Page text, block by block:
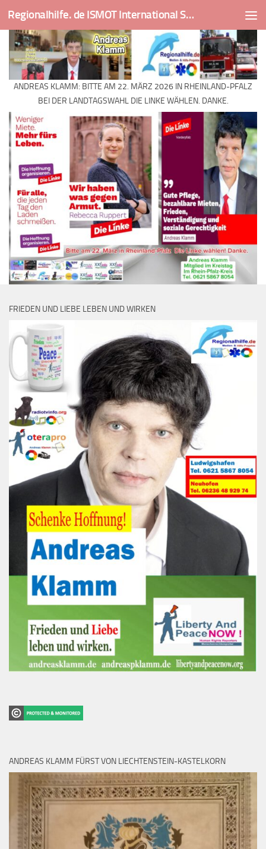
Skip to content Regionalhilfe. de ISMOT International Social And Medical Outreach Team
ANDREAS KLAMM: BITTE AM 22. MÄRZ 2026 IN RHEINLAND-PFALZ
BEI DER LANDTAGSWAHL DIE LINKE WÄHLEN. DANKE.
FRIEDEN UND LIEBE LEBEN UND WIRKEN
ANDREAS KLAMM FÜRST VON LIECHTENSTEIN-KASTELKORN